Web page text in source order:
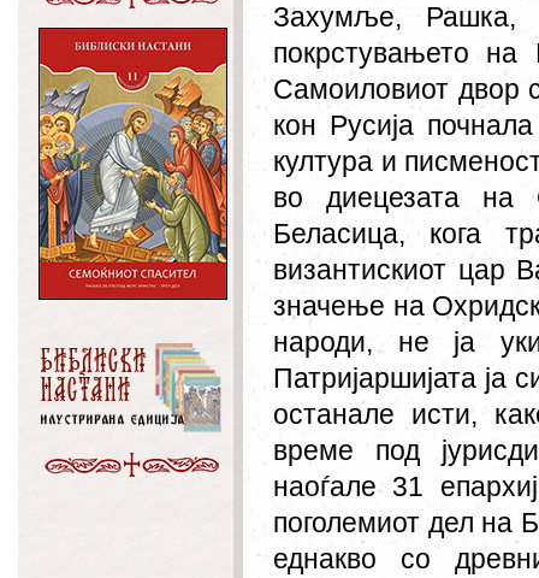
Захумље, Рашка,
покрстувањето
Самоиловиот двор
кон Русија
култура и
во диецезата на
Беласица, кога
византискиот цар
значење на
народи, не ја
Патријаршијата ја
останале исти,
време под
наоѓале 31
поголемиот дел на
еднакво со